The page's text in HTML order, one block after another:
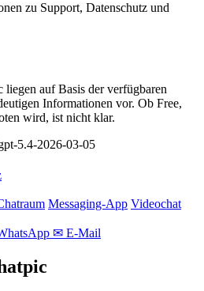
zu Support, Datenschutz und
auf Basis der verfügbaren
Informationen vor. Ob Free,
wird, ist nicht klar.
5.4-2026-03-05
Messaging-App Videochat
✉ E-Mail